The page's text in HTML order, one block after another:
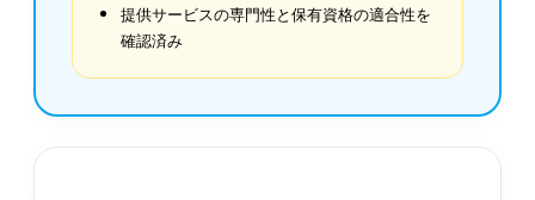
提供サービスの専門性と保有資格の適合性を
確認済み